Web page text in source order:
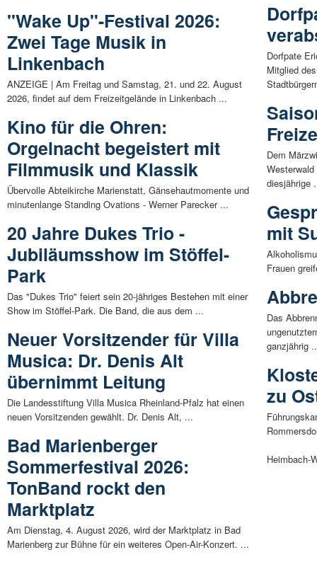
"Wake Up"-Festival 2026:
Zwei Tage Musik in
Linkenbach
ANZEIGE | Am Freitag und Samstag, 21. und 22. August
2026, findet auf dem Freizeitgelände in Linkenbach ...
Kino für die Ohren:
Orgelnacht begeistert mit
Filmmusik und Klassik
Übervolle Abteikirche Marienstatt, Gänsehautmomente und
minutenlange Standing Ovations - Werner Parecker ...
20 Jahre Dukes Trio -
Jubiläumsshow im Stöffel-
Park
Das "Dukes Trio" feiert sein 20-jähriges Bestehen mit einer
Show im Stöffel-Park. Die Band, die aus dem ...
Neuer Vorsitzender für Villa
Musica: Dr. Denis Alt
übernimmt Leitung
Die Landesstiftung Villa Musica Rheinland-Pfalz hat einen
neuen Vorsitzenden gewählt. Dr. Denis Alt, ...
Bad Marienberger
Sommerfestival 2026:
TonBand rockt den
Marktplatz
Am Dienstag, 4. August 2026, wird der Marktplatz in Bad
Marienberg zur Bühne für ein weiteres Open-Air-Konzert. ...
Dorfpate
Mitglied
Dem
diesjährige
mit
Frauen
Das
ganzjährig
zu
Heimbach-